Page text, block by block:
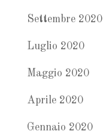
Settembre 2020
Luglio 2020
Maggio 2020
Aprile 2020
Gennaio 2020